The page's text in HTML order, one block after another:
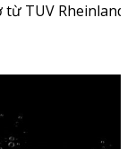
TUV Rheinland.